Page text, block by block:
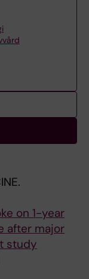
on 1-year
after major
study